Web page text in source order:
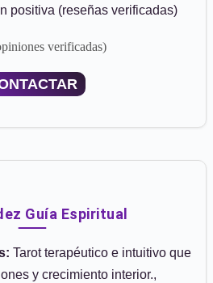
positiva (reseñas verificadas)
verificadas)
Guía Espiritual
Tarot terapéutico e intuitivo que
y crecimiento interior.,